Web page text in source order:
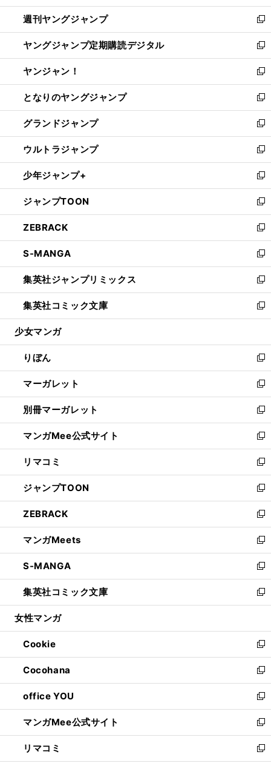
開
く
ウ
で
開
く
ン
ド
ウ
で
開
く
ウ
ィ
ン
ド
ウ
で
開
く
週刊ヤングジャンプ
新
し
い
ウ
ィ
ン
ド
ウ
で
開
く
ヤングジャンプ定期購読デジタル
新
し
い
ウ
ィ
ン
ド
ウ
で
開
く
ヤンジャン！
新
し
い
ウ
ィ
ン
ド
ウ
で
開
く
となりのヤングジャンプ
新
し
い
ウ
ィ
ン
ド
ウ
で
開
く
グランドジャンプ
新
し
い
ウ
ィ
ン
ド
ウ
で
開
く
ウルトラジャンプ
新
し
い
ウ
ィ
ン
ド
ウ
で
開
く
少年ジャンプ+
新
し
い
ウ
ィ
ン
ド
ウ
で
開
く
ジャンプTOON
新
し
い
ウ
ィ
ン
ド
ウ
で
開
ZEBRACK
新
し
い
ウ
ィ
ン
ド
ウ
開
く
S-MANGA
新
し
い
ウ
ィ
ン
ウ
で
開
く
集英社ジャンプリミックス
新
し
い
ウ
ン
ド
ウ
で
開
く
集英社コミック文庫
新
し
ウ
ィ
ン
ド
ウ
で
開
く
少女マンガ
りぼん
新
し
い
ウ
ィ
ン
ド
ウ
で
開
く
マーガレット
新
し
い
ウ
ィ
ン
ド
ウ
で
開
く
別冊マーガレット
新
し
い
ウ
ィ
ン
ド
ウ
で
開
く
マンガMee公式サイト
新
し
い
ウ
ィ
ン
ド
ウ
で
開
く
リマコミ
新
し
い
ウ
ィ
ン
ド
ウ
で
開
く
ジャンプTOON
新
し
い
ウ
ィ
ン
ド
ウ
で
開
ZEBRACK
新
し
い
ウ
ィ
ン
ド
ウ
開
く
マンガMeets
新
し
い
ウ
ィ
ン
ウ
で
開
く
S-MANGA
新
し
い
ウ
ン
ド
ウ
で
開
く
集英社コミック文庫
新
し
ウ
ィ
ン
ド
ウ
で
開
く
女性マンガ
Cookie
新
し
い
ウ
ィ
ン
ド
ウ
で
開
Cocohana
新
し
い
ウ
ィ
ン
ド
ウ
office YOU
新
し
い
ウ
ィ
ン
マンガMee公式サイト
新
し
い
ウ
リマコミ
新
し